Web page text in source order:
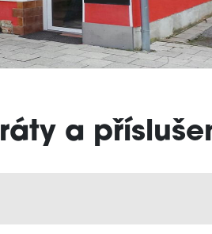
a